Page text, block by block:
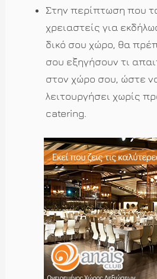
Στην περίπτωση που
χρειαστείς για
δικό σου χώρο, θα
σου εξηγήσουν τι
στον χώρο σου, ώστε
λειτουργήσει χωρίς
catering.